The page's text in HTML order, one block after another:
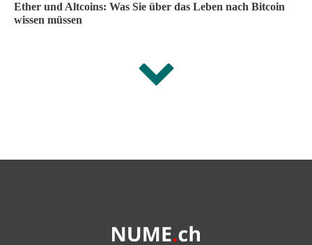
Ether und Altcoins: Was Sie über das Leben nach Bitcoin
wissen müssen